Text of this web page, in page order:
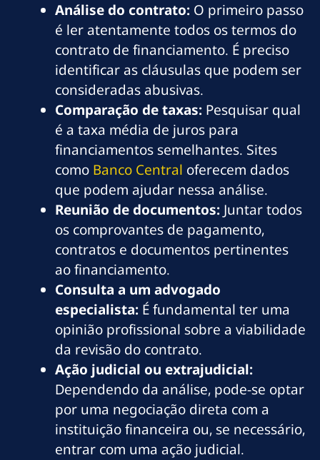
Análise do contrato: O primeiro passo
é ler atentamente todos os termos do
contrato de financiamento. É preciso
identificar as cláusulas que podem ser
consideradas abusivas.
Comparação de taxas: Pesquisar qual
é a taxa média de juros para
financiamentos semelhantes. Sites
como Banco Central oferecem dados
que podem ajudar nessa análise.
Reunião de documentos: Juntar todos
os comprovantes de pagamento,
contratos e documentos pertinentes
ao financiamento.
Consulta a um advogado
especialista: É fundamental ter uma
opinião profissional sobre a viabilidade
da revisão do contrato.
Ação judicial ou extrajudicial:
Dependendo da análise, pode-se optar
por uma negociação direta com a
instituição financeira ou, se necessário,
entrar com uma ação judicial.